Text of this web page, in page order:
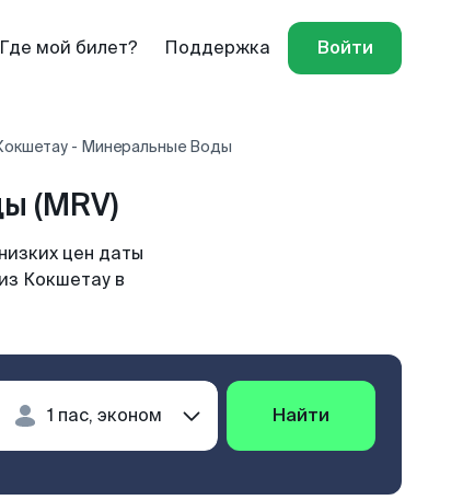
Где мой билет? Поддержка Войти
- Минеральные Воды
(MRV)
цен даты
Кокшетау в
Найти